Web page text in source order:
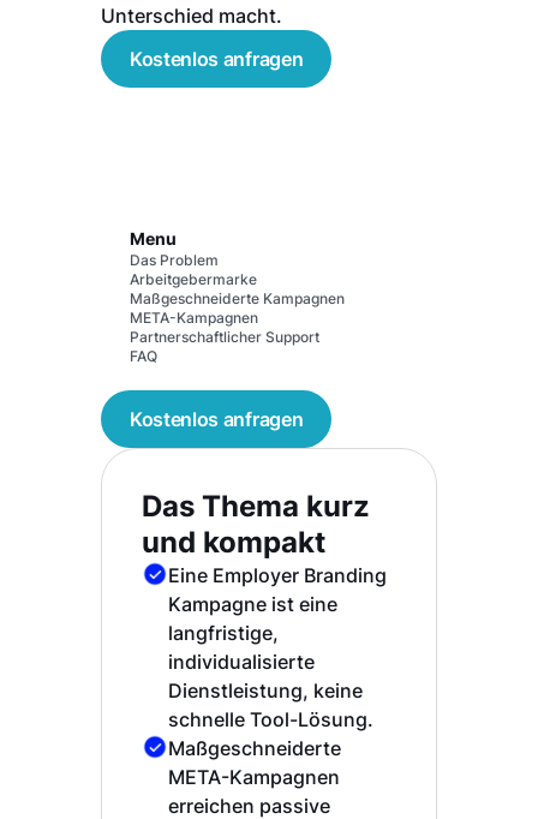
Unterschied macht.
Kostenlos anfragen
Menu
Das Problem
Arbeitgebermarke
Maßgeschneiderte Kampagnen
META-Kampagnen
Partnerschaftlicher Support
FAQ
Kostenlos anfragen
Das Thema kurz
und kompakt
Eine Employer Branding
Kampagne ist eine
langfristige,
individualisierte
Dienstleistung, keine
schnelle Tool-Lösung.
Maßgeschneiderte
META-Kampagnen
erreichen passive